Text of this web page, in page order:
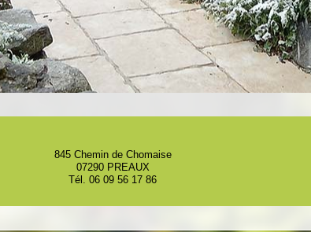
845 Chemin de Chomaise
07290 PREAUX
Tél. 06 09 56 17 86